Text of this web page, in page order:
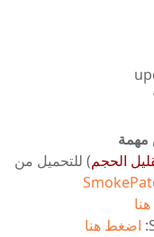
مهمة
الحجم) للتحميل من
اضغط هنا